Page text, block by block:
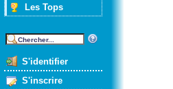
Les Tops
S'identifier
S'inscrire